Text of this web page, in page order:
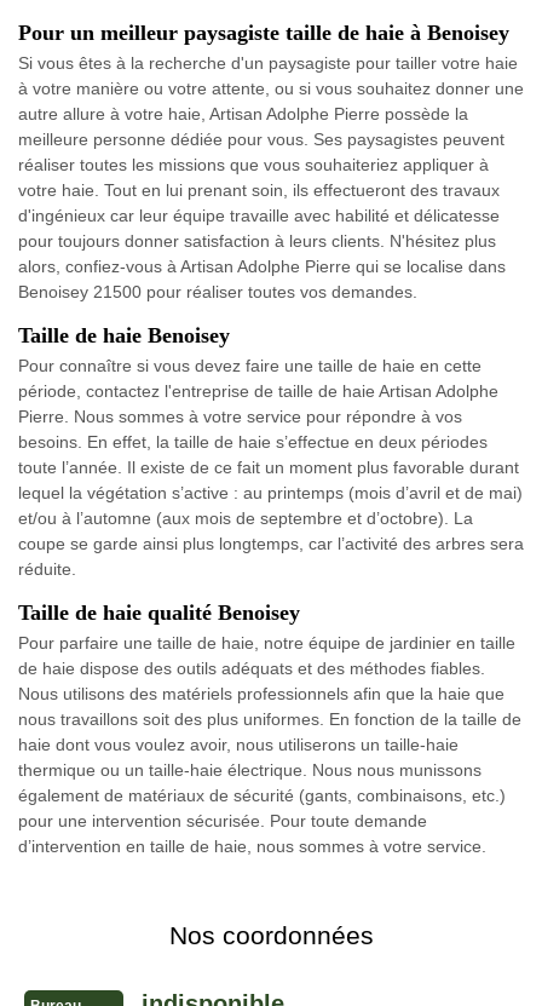
Pour un meilleur paysagiste taille de haie à Benoisey
Si vous êtes à la recherche d'un paysagiste pour tailler votre haie
à votre manière ou votre attente, ou si vous souhaitez donner une
autre allure à votre haie, Artisan Adolphe Pierre possède la
meilleure personne dédiée pour vous. Ses paysagistes peuvent
réaliser toutes les missions que vous souhaiteriez appliquer à
votre haie. Tout en lui prenant soin, ils effectueront des travaux
d'ingénieux car leur équipe travaille avec habilité et délicatesse
pour toujours donner satisfaction à leurs clients. N'hésitez plus
alors, confiez-vous à Artisan Adolphe Pierre qui se localise dans
Benoisey 21500 pour réaliser toutes vos demandes.
Taille de haie Benoisey
Pour connaître si vous devez faire une taille de haie en cette
période, contactez l'entreprise de taille de haie Artisan Adolphe
Pierre. Nous sommes à votre service pour répondre à vos
besoins. En effet, la taille de haie s’effectue en deux périodes
toute l’année. Il existe de ce fait un moment plus favorable durant
lequel la végétation s’active : au printemps (mois d’avril et de mai)
et/ou à l’automne (aux mois de septembre et d’octobre). La
coupe se garde ainsi plus longtemps, car l’activité des arbres sera
réduite.
Taille de haie qualité Benoisey
Pour parfaire une taille de haie, notre équipe de jardinier en taille
de haie dispose des outils adéquats et des méthodes fiables.
Nous utilisons des matériels professionnels afin que la haie que
nous travaillons soit des plus uniformes. En fonction de la taille de
haie dont vous voulez avoir, nous utiliserons un taille-haie
thermique ou un taille-haie électrique. Nous nous munissons
également de matériaux de sécurité (gants, combinaisons, etc.)
pour une intervention sécurisée. Pour toute demande
d’intervention en taille de haie, nous sommes à votre service.
Nos coordonnées